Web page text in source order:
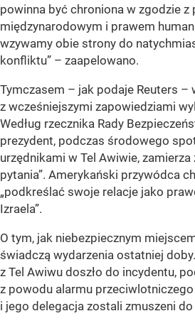
powinna być chroniona w zgodzie z
międzynarodowym i prawem
wzywamy obie strony do
konfliktu” – zaapelowano.
Tymczasem – jak podaje Reuters –
z wcześniejszymi zapowiedziami
Według rzecznika Rady
prezydent, podczas środowego
urzędnikami w Tel Awiwie, zamierza
pytania”. Amerykański przywódca
„podkreślać swoje relacje jako
Izraela”.
O tym, jak niebezpiecznym
świadczą wydarzenia ostatniej
z Tel Awiwu doszło do incydentu,
z powodu alarmu
i jego delegacja zostali zmuszeni do